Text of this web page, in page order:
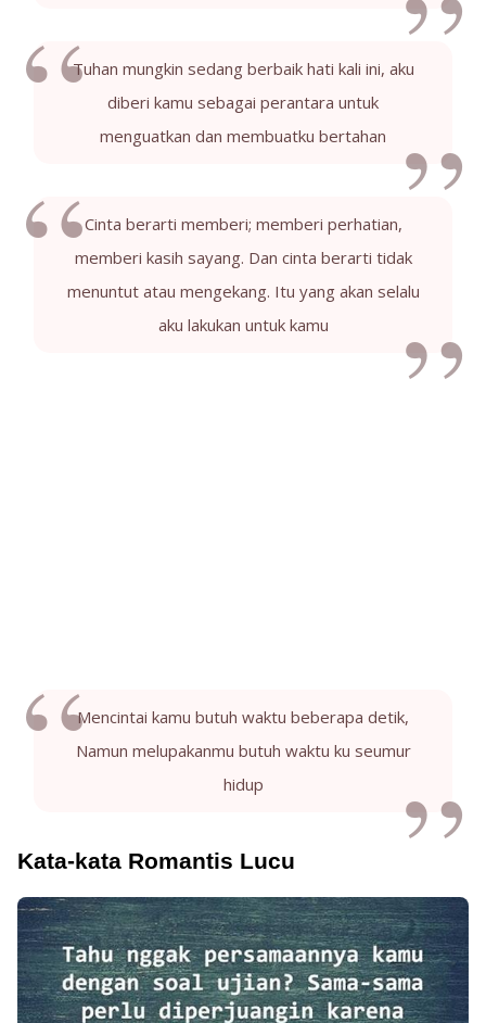
Tuhan mungkin sedang berbaik hati kali ini, aku
diberi kamu sebagai perantara untuk
menguatkan dan membuatku bertahan
Cinta berarti memberi; memberi perhatian,
memberi kasih sayang. Dan cinta berarti tidak
menuntut atau mengekang. Itu yang akan selalu
aku lakukan untuk kamu
Mencintai kamu butuh waktu beberapa detik,
Namun melupakanmu butuh waktu ku seumur
hidup
Kata-kata Romantis Lucu